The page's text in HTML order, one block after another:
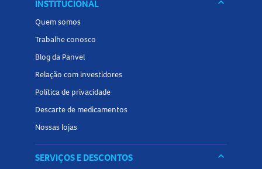
PEG-6 Sodium Lauryl Sulfate
Aroma
Xanthan Gum
Sodium Hydroxide
Cocamidopropyl
Betaine
INSTITUCIONAL keyboard_arrow_down
Quem somos
Trabalhe conosco
Blog da Panvel
Relação com investidores
Política de privacidade
Descarte de medicamentos
Nossas lojas
SERVIÇOS E DESCONTOS keyboard_arrow_down